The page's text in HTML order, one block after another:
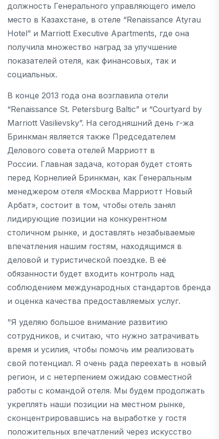
должность Генерального управляющего имело
место в Казахстане, в отеле “Renaissance Atyrau
Hotel” и Marriott Executive Apartments, где она
получила множество наград за улучшение
показателей отеля, как финансовых, так и
социальных.
В конце 2013 года она возглавила отели
“Renaissance St. Petersburg Baltic” и “Courtyard by
Marriott Vasilievsky”. На сегодняшний день г-жа
Бринкман является также Председателем
Делового совета отелей Марриотт в
России. Главная задача, которая будет стоять
перед Корнелией Бринкман, как Генеральным
менеджером отеля «Москва Марриотт Новый
Арбат», состоит в том, чтобы отель занял
лидирующие позиции на конкурентном
столичном рынке, и доставлять незабываемые
впечатления нашим гостям, находящимся в
деловой и туристической поездке. В её
обязанности будет входить контроль над
соблюдением международных стандартов бренда
и оценка качества предоставляемых услуг.
"Я уделяю большое внимание развитию
сотрудников, и считаю, что нужно затрачивать
время и усилия, чтобы помочь им реализовать
свой потенциал. Я очень рада переехать в новый
регион, и с нетерпением ожидаю совместной
работы с командой отеля. Мы будем продолжать
укреплять наши позиции на местном рынке,
сконцентрировавшись на выработке у гостя
положительных впечатлений через искусство